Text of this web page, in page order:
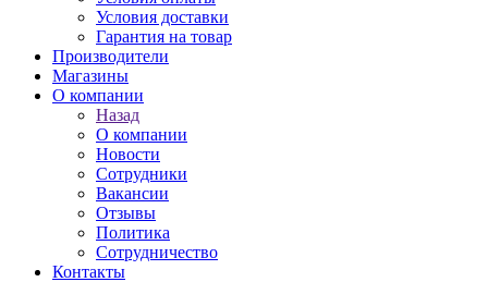
Условия доставки
Гарантия на товар
Производители
Магазины
О компании
Назад
О компании
Новости
Сотрудники
Вакансии
Отзывы
Политика
Сотрудничество
Контакты